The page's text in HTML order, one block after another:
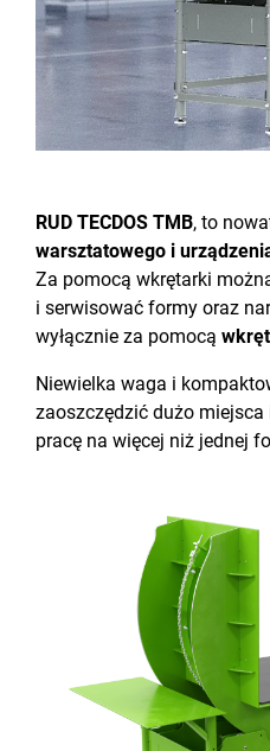
RUD TECDOS TMB, to
warsztatowego i
Za pomocą wkrętarki
i serwisować formy oraz
wyłącznie za pomocą
Niewielka waga i
zaoszczędzić dużo
pracę na więcej niż jednej